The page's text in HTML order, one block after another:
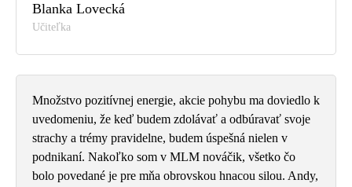
Blanka Lovecká
Učiteľka
Množstvo pozitívnej energie, akcie pohybu ma doviedlo k
uvedomeniu, že keď budem zdolávať a odbúravať svoje
strachy a trémy pravidelne, budem úspešná nielen v
podnikaní. Nakoľko som v MLM nováčik, všetko čo
bolo povedané je pre mňa obrovskou hnacou silou. Andy,